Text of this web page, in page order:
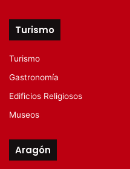
Turismo
Turismo
Gastronomía
Edificios Religiosos
Museos
Aragón